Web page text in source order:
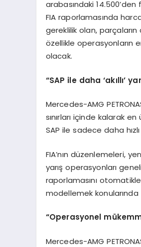
arabasındaki
FIA raporlamasında
gereklilik olan,
özellikle operasyonların
olacak.
“SAP ile daha‘akıllı’yar
Mercedes-AMG
sınırları içinde kalarak
SAP ile sadece daha
FIA’nın düzenlemeleri,
yarış operasyonları
raporlamasını
modellemek konularında
“Operasyonel mü
Mercedes-AMG